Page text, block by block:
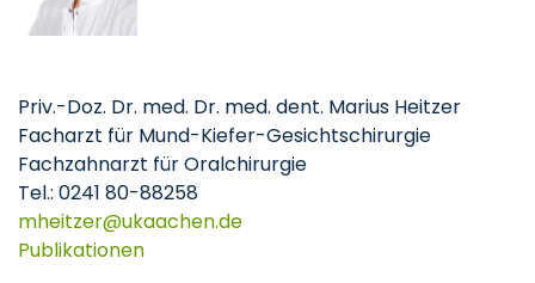
Priv.-Doz. Dr. med. Dr. med. dent. Marius Heitzer
Facharzt für Mund-Kiefer-Gesichtschirurgie
Fachzahnarzt für Oralchirurgie
Tel.: 0241 80-88258
mheitzer
ukaachende
Publikationen